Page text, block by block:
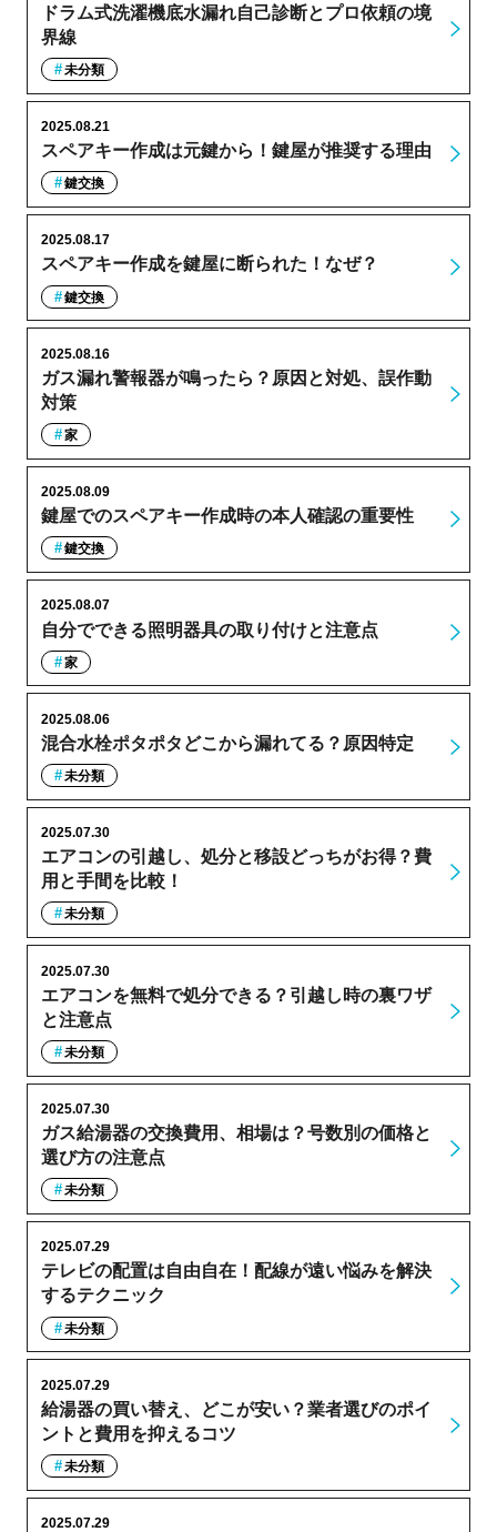
ドラム式洗濯機底水漏れ自己診断とプロ依頼の境
界線
未分類
スペアキー作成は元鍵から！鍵屋が推奨する理由
2025.08.21
鍵交換
スペアキー作成を鍵屋に断られた！なぜ？
2025.08.17
鍵交換
ガス漏れ警報器が鳴ったら？原因と対処、誤作動
対策
2025.08.16
家
鍵屋でのスペアキー作成時の本人確認の重要性
2025.08.09
鍵交換
自分でできる照明器具の取り付けと注意点
2025.08.07
家
混合水栓ポタポタどこから漏れてる？原因特定
2025.08.06
未分類
エアコンの引越し、処分と移設どっちがお得？費
用と手間を比較！
2025.07.30
未分類
エアコンを無料で処分できる？引越し時の裏ワザ
と注意点
2025.07.30
未分類
ガス給湯器の交換費用、相場は？号数別の価格と
選び方の注意点
2025.07.30
未分類
テレビの配置は自由自在！配線が遠い悩みを解決
するテクニック
2025.07.29
未分類
給湯器の買い替え、どこが安い？業者選びのポイ
ントと費用を抑えるコツ
2025.07.29
未分類
2025.07.29